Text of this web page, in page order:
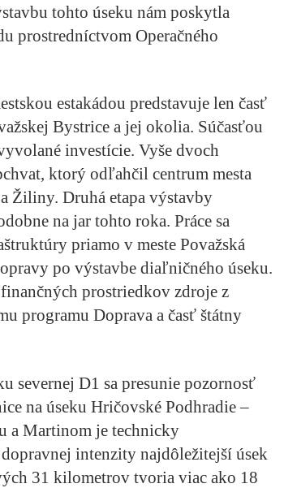
tohto úseku nám poskytla
prostredníctvom Operačného
estakádou predstavuje len časť
Bystrice a jej okolia. Súčasťou
investície. Vyše dvoch
ktorý odľahčil centrum mesta
Žiliny. Druhá etapa výstavby
na jar tohto roka. Práce sa
priamo v meste Považská
po výstavbe diaľničného úseku.
prostriedkov zdroje z
programu Doprava a časť štátny
severnej D1 sa presunie pozornosť
na úseku Hričovské Podhradie –
a Martinom je technicky
intenzity najdôležitejší úsek
31 kilometrov tvoria viac ako 18